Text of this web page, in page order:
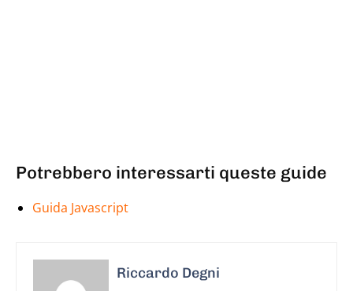
Potrebbero interessarti queste guide
Guida Javascript
Riccardo Degni